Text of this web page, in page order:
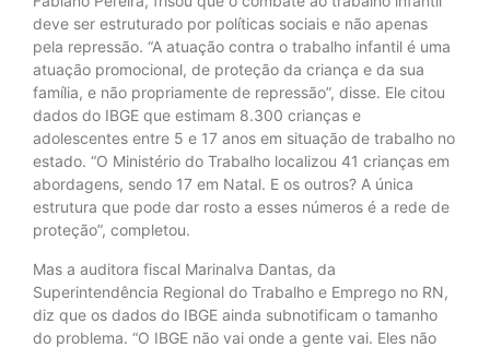
deve ser estruturado por políticas sociais e não apenas
pela repressão. “A atuação contra o trabalho infantil é uma
atuação promocional, de proteção da criança e da sua
família, e não propriamente de repressão”, disse. Ele citou
dados do IBGE que estimam 8.300 crianças e
adolescentes entre 5 e 17 anos em situação de trabalho no
estado. “O Ministério do Trabalho localizou 41 crianças em
abordagens, sendo 17 em Natal. E os outros? A única
estrutura que pode dar rosto a esses números é a rede de
proteção”, completou.
Mas a auditora fiscal Marinalva Dantas, da
Superintendência Regional do Trabalho e Emprego no RN,
diz que os dados do IBGE ainda subnotificam o tamanho
do problema. “O IBGE não vai onde a gente vai. Eles não